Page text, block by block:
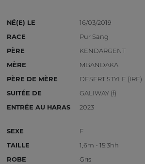
NÉ(E) LE
16/03/2019
RACE
Pur Sang
PÈRE
KENDARGENT
MÈRE
MBANDAKA
PÈRE DE MÈRE
DESERT STYLE (IRE)
SUITÉE DE
GALIWAY (f)
ENTRÉE AU HARAS
2023
SEXE
F
TAILLE
1,6m - 15:3hh
ROBE
Gris